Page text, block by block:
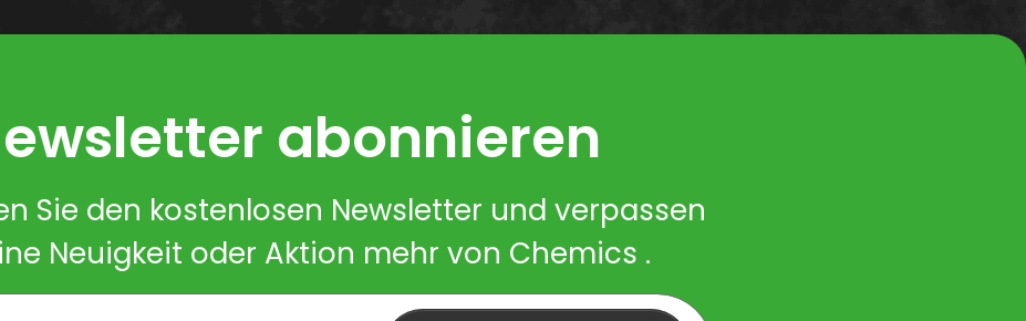
abonnieren
Sie den kostenlosen Newsletter und verpassen
Neuigkeit oder Aktion mehr von Chemics .